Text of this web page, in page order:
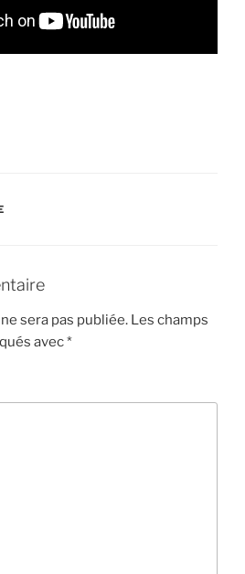
sera pas publiée. Les champs
avec*